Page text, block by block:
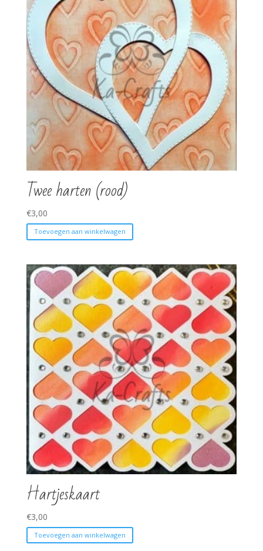
Twee harten (rood)
€3,00
Toevoegen aan winkelwagen
Hartjeskaart
€3,00
Toevoegen aan winkelwagen